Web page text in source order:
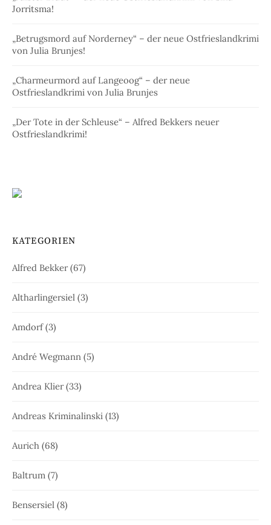
Jorritsma!
„Betrugsmord auf Norderney“ – der neue Ostfrieslandkrimi
von Julia Brunjes!
„Charmeurmord auf Langeoog“ – der neue
Ostfrieslandkrimi von Julia Brunjes
„Der Tote in der Schleuse“ – Alfred Bekkers neuer
Ostfrieslandkrimi!
KATEGORIEN
Alfred Bekker(67)
Altharlingersiel (3)
Amdorf(3)
André Wegmann (5)
Andrea Klier(33)
Andreas Kriminalinski (13)
Aurich (68)
Baltrum (7)
Bensersiel (8)